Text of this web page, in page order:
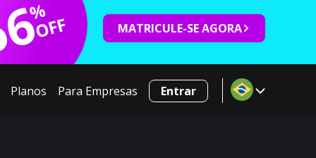
%
OFF MATRICULE-SE AGORA
Planos Para Empresas Entrar